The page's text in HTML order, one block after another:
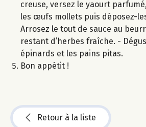
creuse, versez le yaourt
les œufs mollets puis déposez-
Arrosez le tout de sauce au
restant d’herbes fraîche. -
épinards et les pains pitas.
Bon appétit !
Retour à la liste